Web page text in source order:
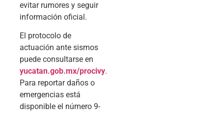
evitar rumores y seguir
información oficial.
El protocolo de
actuación ante sismos
puede consultarse en
yucatan.gob.mx/procivy.
Para reportar daños o
emergencias está
disponible el número 9-